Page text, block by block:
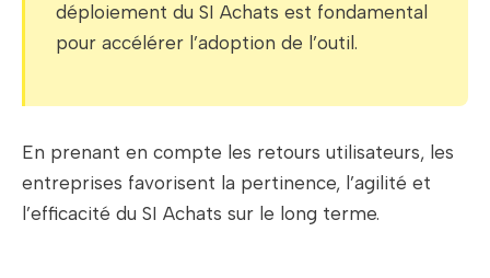
déploiement du SI Achats est fondamental
pour accélérer l’adoption de l’outil.
En prenant en compte les retours utilisateurs, les
entreprises favorisent la pertinence, l’agilité et
l’efficacité du SI Achats sur le long terme.